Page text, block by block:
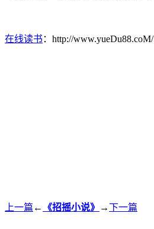
在线读书 ：http://www.yueDu88.coM/
上一篇 ← 《招摇小说》 →下一篇